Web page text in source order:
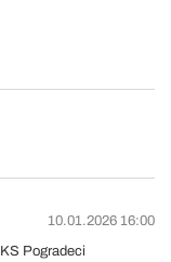
10.01.2026 16:00
KS Pogradeci